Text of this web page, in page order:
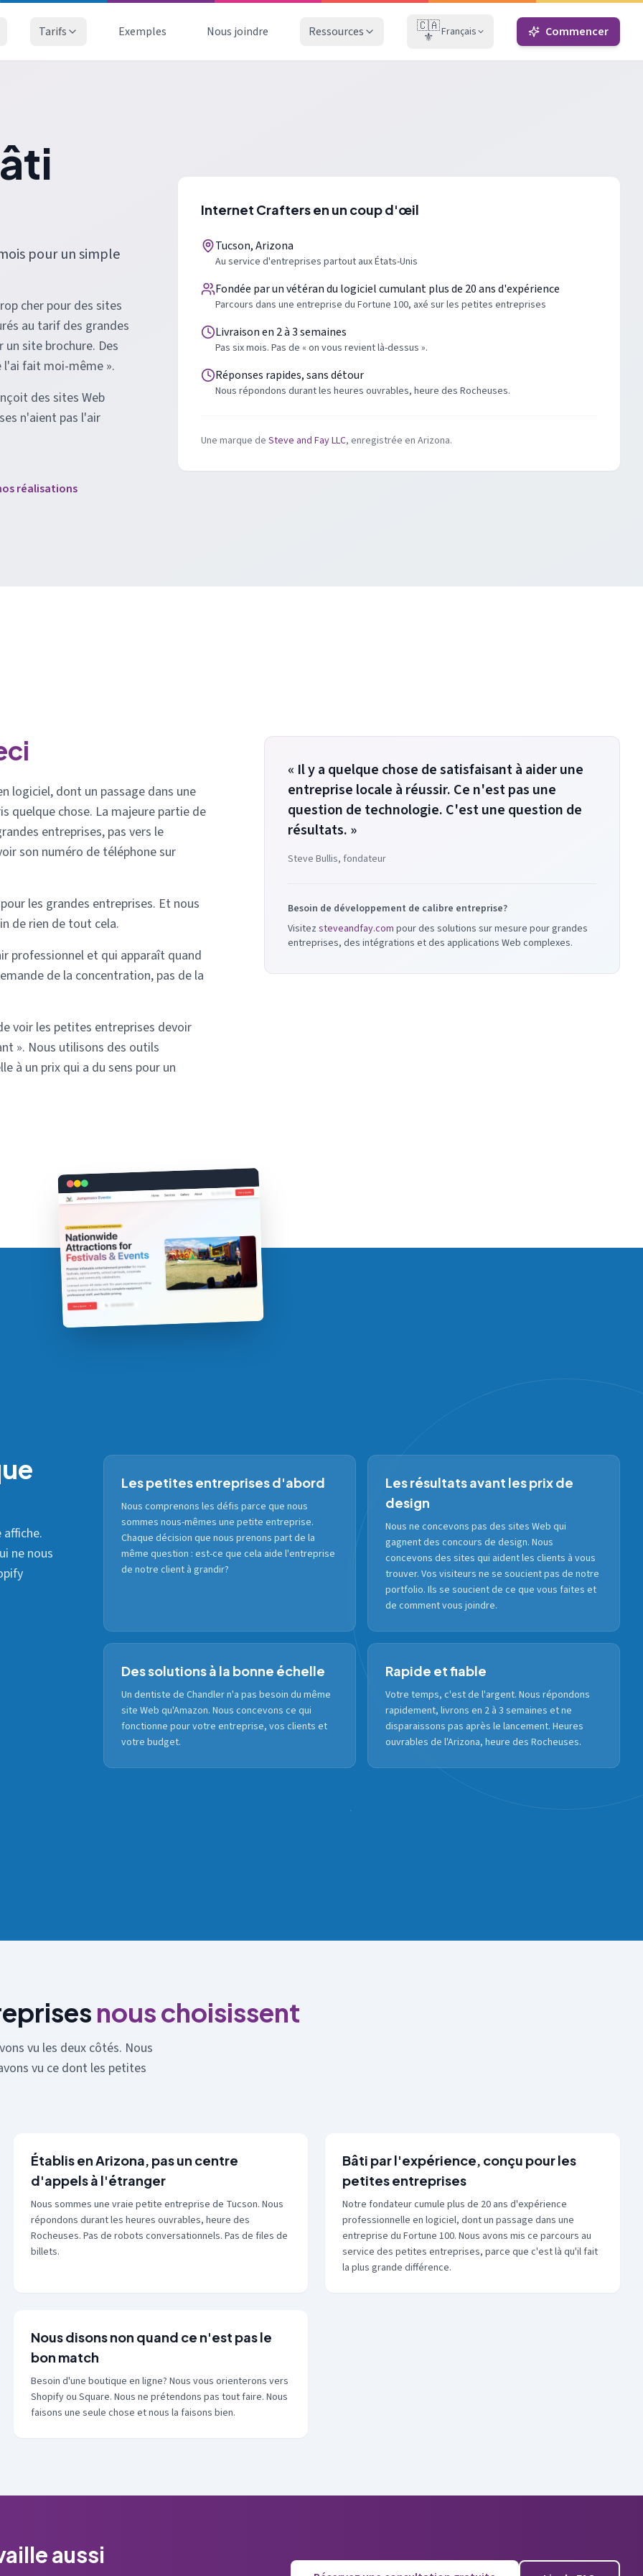
Tarifs Exemples Nous joindre Ressources 🇨🇦
⚜️ Français Commencer
pour un simple
cher pour des sites
au tarif des grandes
site brochure. Des
l'ai fait moi-même ».
des sites Web
n'aient pas l'air
réalisations
Internet Crafters en un coup d'œil
Tucson, Arizona
Au service d'entreprises partout aux États-Unis
Fondée par un vétéran du logiciel cumulant plus de 20 ans d'expérience
Parcours dans une entreprise du Fortune 100, axé sur les petites entreprises
Livraison en 2 à 3 semaines
Pas six mois. Pas de « on vous revient là-dessus ».
Réponses rapides, sans détour
Nous répondons durant les heures ouvrables, heure des Rocheuses.
Une marque de Steve and Fay LLC, enregistrée en Arizona.
logiciel, dont un passage dans une
quelque chose. La majeure partie de
entreprises, pas vers le
son numéro de téléphone sur
les grandes entreprises. Et nous
de rien de tout cela.
professionnel et qui apparaît quand
de la concentration, pas de la
voir les petites entreprises devoir
». Nous utilisons des outils
à un prix qui a du sens pour un
« Il y a quelque chose de satisfaisant à aider une
entreprise locale à réussir. Ce n'est pas une
question de technologie. C'est une question de
résultats. »
Steve Bullis, fondateur
Besoin de développement de calibre entreprise?
Visitez steveandfay.com pour des solutions sur mesure pour grandes
entreprises, des intégrations et des applications Web complexes.
affiche.
ne nous
Les petites entreprises d'abord
Nous comprenons les défis parce que nous
sommes nous-mêmes une petite entreprise.
Chaque décision que nous prenons part de la
même question : est-ce que cela aide l'entreprise
de notre client à grandir?
Les résultats avant les prix de
design
Nous ne concevons pas des sites Web qui
gagnent des concours de design. Nous
concevons des sites qui aident les clients à vous
trouver. Vos visiteurs ne se soucient pas de notre
portfolio. Ils se soucient de ce que vous faites et
de comment vous joindre.
Des solutions à la bonne échelle
Un dentiste de Chandler n'a pas besoin du même
site Web qu'Amazon. Nous concevons ce qui
fonctionne pour votre entreprise, vos clients et
votre budget.
Rapide et fiable
Votre temps, c'est de l'argent. Nous répondons
rapidement, livrons en 2 à 3 semaines et ne
disparaissons pas après le lancement. Heures
ouvrables de l'Arizona, heure des Rocheuses.
nous choisissent
vu les deux côtés. Nous
vu ce dont les petites
Établis en Arizona, pas un centre
d'appels à l'étranger
Nous sommes une vraie petite entreprise de Tucson. Nous
répondons durant les heures ouvrables, heure des
Rocheuses. Pas de robots conversationnels. Pas de files de
billets.
Bâti par l'expérience, conçu pour les
petites entreprises
Notre fondateur cumule plus de 20 ans d'expérience
professionnelle en logiciel, dont un passage dans une
entreprise du Fortune 100. Nous avons mis ce parcours au
service des petites entreprises, parce que c'est là qu'il fait
la plus grande différence.
Nous disons non quand ce n'est pas le
bon match
Besoin d'une boutique en ligne? Nous vous orienterons vers
Shopify ou Square. Nous ne prétendons pas tout faire. Nous
faisons une seule chose et nous la faisons bien.
aussi